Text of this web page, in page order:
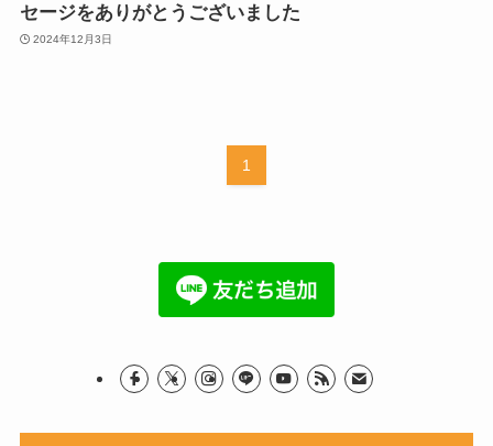
セージをありがとうございました
2024年12月3日
1